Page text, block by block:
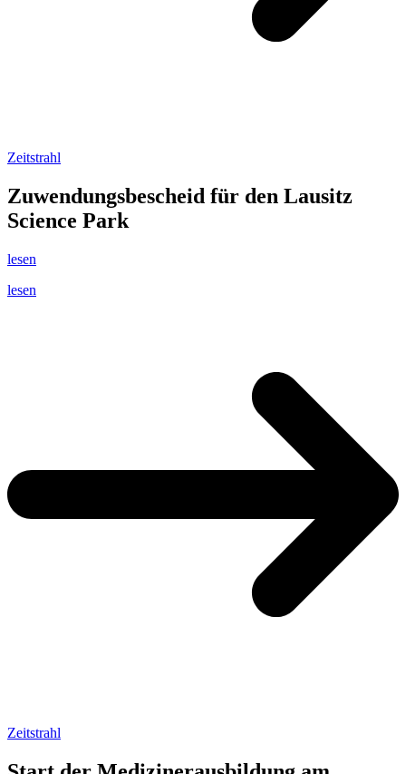
Zeitstrahl
Zuwendungsbescheid für den Lausitz
Science Park
lesen
lesen
Zeitstrahl